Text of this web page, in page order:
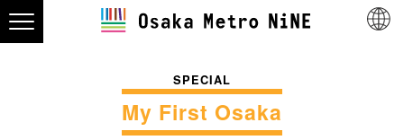
SPECIAL
My First Osaka